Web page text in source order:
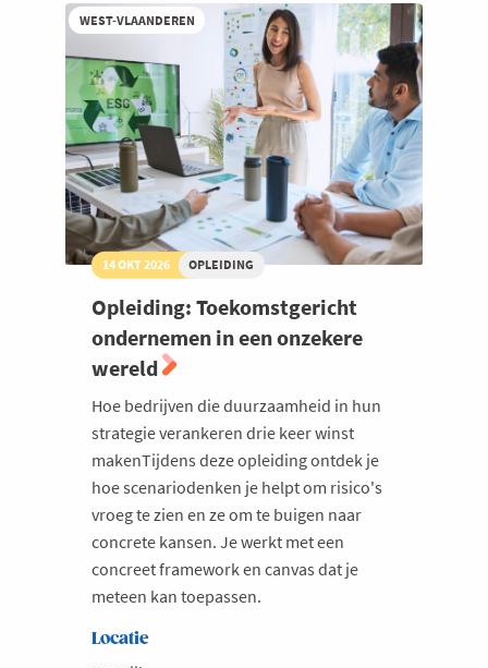
WEST-VLAANDEREN
14 OKT 2026 OPLEIDING
Opleiding: Toekomstgericht
ondernemen in een onzekere
wereld
Hoe bedrijven die duurzaamheid in hun
strategie verankeren drie keer winst
makenTijdens deze opleiding ontdek je
hoe scenariodenken je helpt om risico's
vroeg te zien en ze om te buigen naar
concrete kansen. Je werkt met een
concreet framework en canvas dat je
meteen kan toepassen.
Locatie